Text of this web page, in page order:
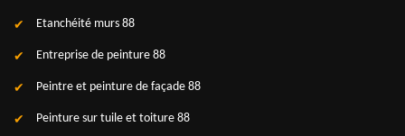
Etanchéité murs 88
Entreprise de peinture 88
Peintre et peinture de façade 88
Peinture sur tuile et toiture 88